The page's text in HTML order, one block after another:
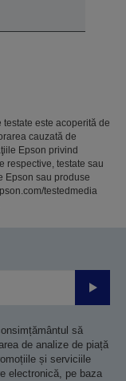
este acoperită de
cauzată de
Epson privind
respective, testate sau
Epson sau produse
testedmedia
să
de analize de piață
și serviciile
electronică, pe baza